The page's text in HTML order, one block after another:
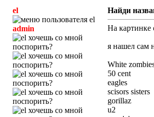
el
admin
Найди
На картинке
я нашел сам
White
50 cent
eagles
scisors sisters
gorillaz
u2